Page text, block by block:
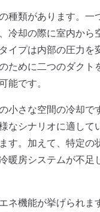
種類があります。
冷却の際に室内か
イプは内部の圧力を
ために二つのダク
です。
小さな空間の冷却
なシナリオに適し
す。加えて、特定
暖房システムが不
ネ機能が挙げられ